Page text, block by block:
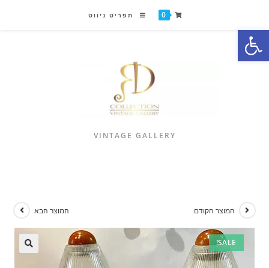
פתח סרגל נגישות
0 תפריט ניווט
VINTAGE GALLERY
SALE!
המוצר הקודם המוצר הבא